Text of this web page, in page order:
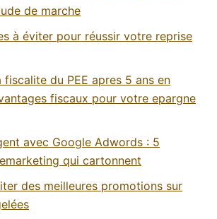
de marche
à éviter pour réussir votre reprise
fiscalite du PEE apres 5 ans en
fiscaux pour votre epargne
avec Google Adwords : 5
qui cartonnent
des meilleures promotions sur